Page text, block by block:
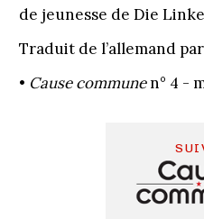
de jeunesse de Die
Traduit de l’allemand
• Cause communen° 4 -